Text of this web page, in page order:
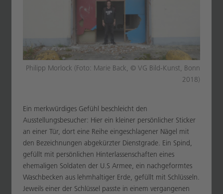
Philipp Morlock (Foto: Marie Back, © VG Bild-Kunst, Bonn
2018)
Ein merkwürdiges Gefühl beschleicht den
Ausstellungsbesucher: Hier ein kleiner persönlicher Sticker
an einer Tür, dort eine Reihe eingeschlagener Nägel mit
den Bezeichnungen abgekürzter Dienstgrade. Ein Spind,
gefüllt mit persönlichen Hinterlassenschaften eines
ehemaligen Soldaten der U.S Armee, ein nachgeformtes
Waschbecken aus lehmhaltiger Erde, gefüllt mit Schlüsseln.
Jeweils einer der Schlüssel passte in einem vergangenen